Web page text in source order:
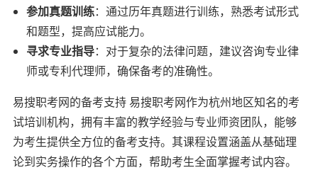
参加真题训练：通过历年真题进行训练，熟悉考试形式
和题型，提高应试能力。
寻求专业指导：对于复杂的法律问题，建议咨询专业律
师或专利代理师，确保备考的准确性。
易搜职考网的备考支持 易搜职考网作为杭州地区知名的考
试培训机构，拥有丰富的教学经验与专业师资团队，能够
为考生提供全方位的备考支持。其课程设置涵盖从基础理
论到实务操作的各个方面，帮助考生全面掌握考试内容。